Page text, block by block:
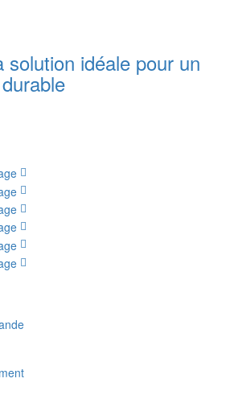
solution idéale pour un